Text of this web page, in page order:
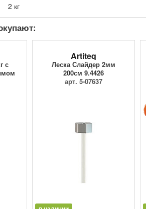
2 кг
с
Artiteq
Леска Слайдер 2мм
200см 9.4426
арт. 5-07637